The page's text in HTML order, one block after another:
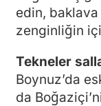
edin,
zenginliğin
Tekneler
Boynuz’da
da